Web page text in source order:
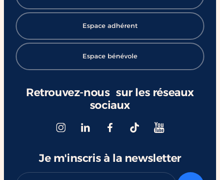
Retrouvez-nous sur les réseaux
sociaux
Espace adhérent
Espace bénévole
Je m'inscris à la newsletter